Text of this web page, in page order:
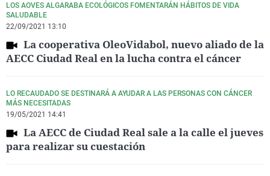
LOS AOVES ALGARABA ECOLÓGICOS FOMENTARÁN HÁBITOS DE VIDA
SALUDABLE
22/09/2021 13:10
La cooperativa OleoVidabol, nuevo aliado de la
AECC Ciudad Real en la lucha contra el cáncer
LO RECAUDADO SE DESTINARÁ A AYUDAR A LAS PERSONAS CON CÁNCER
MÁS NECESITADAS
19/05/2021 14:41
La AECC de Ciudad Real sale a la calle el jueves
para realizar su cuestación